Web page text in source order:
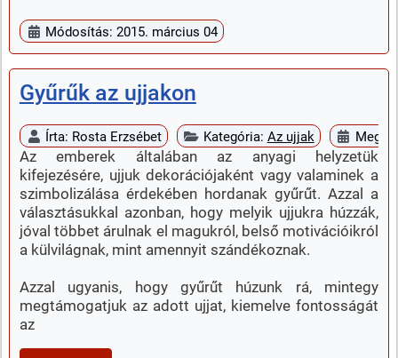
Módosítás: 2015. március 04
Gyűrűk az ujjakon
Írta: Rosta Erzsébet Kategória: Az ujjak
Az emberek általában az anyagi helyzetük
kifejezésére, ujjuk dekorációjaként vagy valaminek a
szimbolizálása érdekében hordanak gyűrűt. Azzal a
választásukkal azonban, hogy melyik ujjukra húzzák,
jóval többet árulnak el magukról, belső motivációikról
a külvilágnak, mint amennyit szándékoznak.
Azzal ugyanis, hogy gyűrűt húzunk rá, mintegy
megtámogatjuk az adott ujjat, kiemelve fontosságát
az